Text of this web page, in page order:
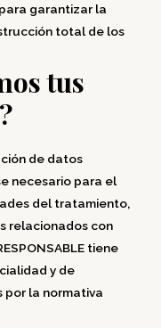
garantizar la
total de los
tus
de datos
necesario para el
del tratamiento,
relacionados con
tiene
y de
la normativa